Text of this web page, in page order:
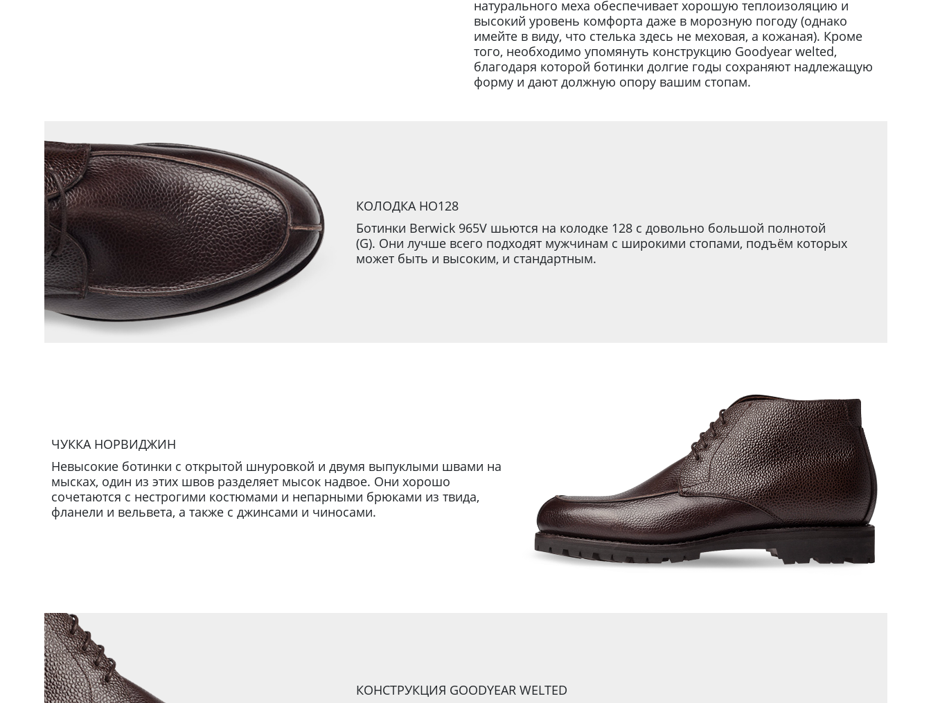
натурального меха обеспечивает хорошую теплоизоляцию и
высокий уровень комфорта даже в морозную погоду (однако
имейте в виду, что стелька здесь не меховая, а кожаная). Кроме
того, необходимо упомянуть конструкцию Goodyear welted,
благодаря которой ботинки долгие годы сохраняют надлежащую
форму и дают должную опору вашим стопам.
КОЛОДКА HO128
Ботинки Berwick 965V шьются на колодке 128 с довольно большой полнотой
(G). Они лучше всего подходят мужчинам с широкими стопами, подъём которых
может быть и высоким, и стандартным.
ЧУККА НОРВИДЖИН
Невысокие ботинки с открытой шнуровкой и двумя выпуклыми швами на
мысках, один из этих швов разделяет мысок надвое. Они хорошо
сочетаются с нестрогими костюмами и непарными брюками из твида,
фланели и вельвета, а также с джинсами и чиносами.
КОНСТРУКЦИЯ GOODYEAR WELTED